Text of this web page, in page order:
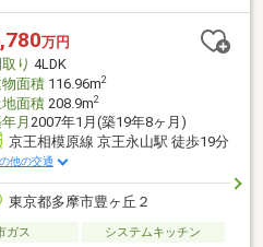
付き。WICやクローゼットなど
車可能（車種による）。EV車充
が叶う第一種低層住居専用地域
万円
り 4LDK
面積116.96m2
面積208.9m2
月 2007年1月(築19年8ヶ月)
京王相模原線 京王永山駅 徒歩19分
他の交通
東京都多摩市豊ヶ丘２
ガス
システムキッチン